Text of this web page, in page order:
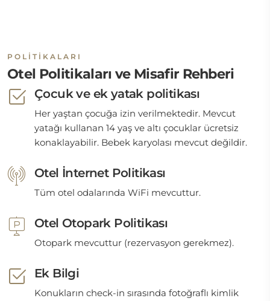
POLITIKALARI
Otel Politikaları ve Misafir Rehberi
Çocuk ve ek yatak politikası
Her yaştan çocuğa izin verilmektedir. Mevcut
yatağı kullanan 14 yaş ve altı çocuklar ücretsiz
konaklayabilir. Bebek karyolası mevcut değildir.
Otel İnternet Politikası
Tüm otel odalarında WiFi mevcuttur.
Otel Otopark Politikası
Otopark mevcuttur (rezervasyon gerekmez).
Ek Bilgi
Konukların check-in sırasında fotoğraflı kimlik